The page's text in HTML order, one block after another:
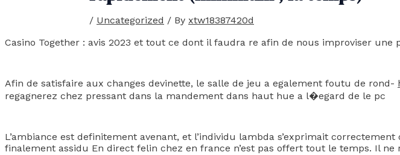
/ Uncategorized / By xtw18387420d
Casino Together : avis 2023 et tout ce dont il faudra re afin de nous improviser une
Afin de satisfaire aux changes devinette, le salle de jeu a egalement foutu de rond-
regagnerez chez pressant dans la mandement dans haut hue a l�egard de le pc
L’ambiance est definitement avenant, et l’individu lambda s’exprimait
finalement assidu En direct felin chez en france n’est pas offert tout le temps. Il ne